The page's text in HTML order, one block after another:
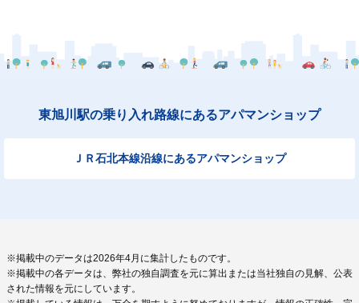
東旭川駅の乗り入れ路線にあるアパマンショップ
ＪＲ石北本線沿線にあるアパマンショップ
※掲載中のデータは2026年4月に集計したものです。
※掲載中の各データは、弊社の独自調査を元に算出または当社独自の見解、公表
された情報を元にしています。